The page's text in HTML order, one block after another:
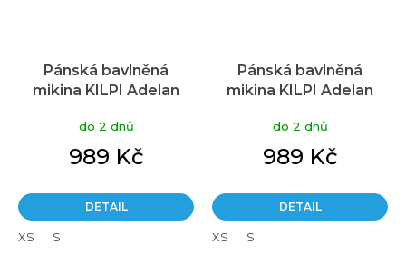
Pánská bavlněná
mikina KILPI Adelan
do 2 dnů
989 Kč
DETAIL
XS S
Pánská bavlněná
mikina KILPI Adelan
do 2 dnů
989 Kč
DETAIL
XS S